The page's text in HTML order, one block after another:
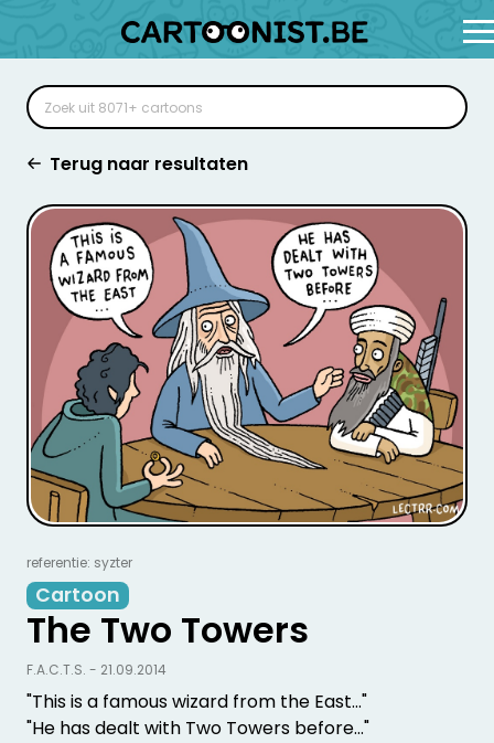
Terug naar resultaten
referentie: syzter
Cartoon
The Two Towers
"This is a famous wizard from the East..."
"He has dealt with Two Towers before..."
F.A.C.T.S. - 21.09.2014